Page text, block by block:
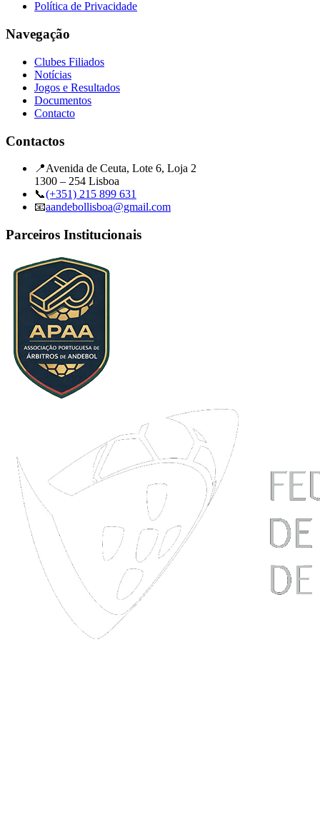
Política de Privacidade
Navegação
Clubes Filiados
Notícias
Jogos e Resultados
Documentos
Contacto
Contactos
📍Avenida de Ceuta, Lote 6, Loja 2
1300 – 254 Lisboa
📞(+351) 215 899 631
📧aandebollisboa@gmail.com
Parceiros Institucionais